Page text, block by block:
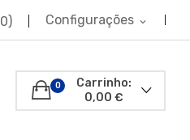
Configurações expand_more
0)
Carrinho:
0,00 €
0